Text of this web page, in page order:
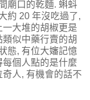
廟口的乾麵. 蝌蚪
約 20 年沒吃過了,
大堆的胡椒更是
似中藥行賣的胡
態, 有位大嬸記憶
個人點的是什麼
人, 有機會的話不